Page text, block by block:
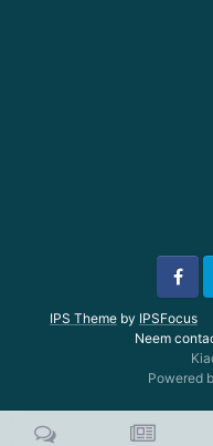
IPS Theme by IPSFocus
Neem
Powered